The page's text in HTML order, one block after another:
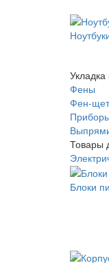
Укладка
Фены
Фен-
Товары
Блоки